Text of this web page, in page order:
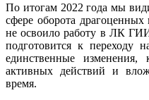
По итогам 2022 года мы
сфере оборота
не освоило работу в ЛК
подготовится к
единственные
активных действий и
время.